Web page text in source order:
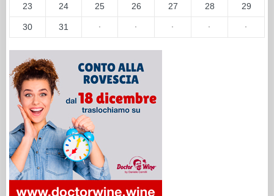
23 24 25 26 27 28 29
30 31 · · · · ·